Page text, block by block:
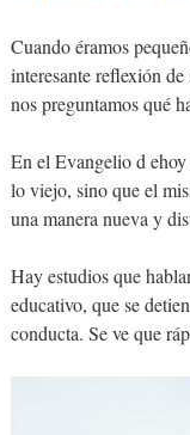
Cuando éramos
interesante reflexión
nos preguntamos qué
En el Evangelio d ehoy
lo viejo, sino que el
una manera nueva y
Hay estudios que
educativo, que se
conducta. Se ve que